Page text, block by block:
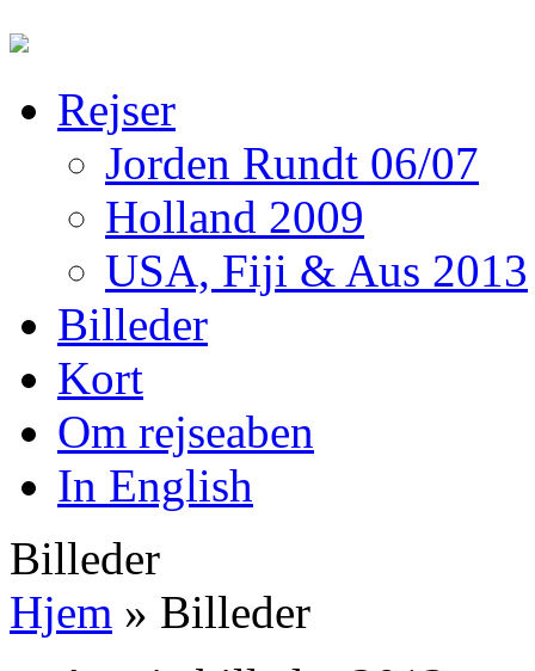
Rejser
Jorden Rundt 06/07
Holland 2009
USA, Fiji & Aus 2013
Billeder
Kort
Om rejseaben
In English
Billeder
Hjem » Billeder